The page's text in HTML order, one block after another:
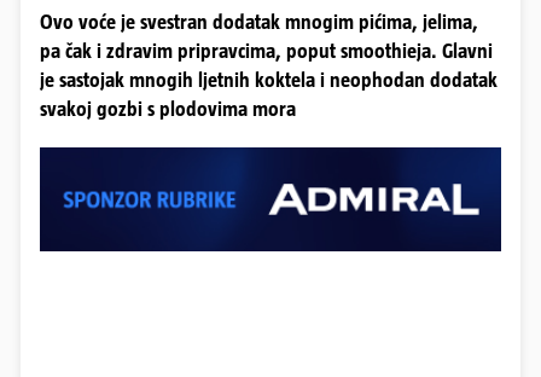
Ovo voće je svestran dodatak mnogim pićima, jelima,
pa čak i zdravim pripravcima, poput smoothieja. Glavni
je sastojak mnogih ljetnih koktela i neophodan dodatak
svakoj gozbi s plodovima mora